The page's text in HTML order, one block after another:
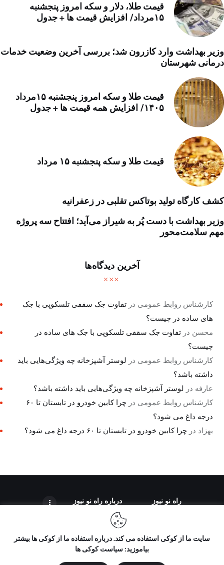
قیمت طلا، دلار و سکه امروز پنجشنبه
۱۵مرداد/ افزایش قیمت ها + جدول
وزیر بهداشت وارد کازرون شد؛ بررسی آخرین وضعیت خدمات
درمانی شهرستان
قیمت طلا و سکه امروز پنجشنبه ۱۵مرداد
۱۴۰۵/ افزایش همه قیمت ها + جدول
قیمت طلا و سکه پنجشنبه ۱۵ مرداد
کشف کارگاه تولید بوتاکس تقلبی در زعفرانیه
وزیر بهداشت با دست پُر به شیراز می‌آید؛ افتتاح سه پروژه
مهم سلامت‌محور
آخرین دیدگاه‌ها
کارشناس روابط عمومی درتفاوت جک سقفی تلسکوپی با جک
های ساده در چیست؟
محسن درتفاوت جک سقفی تلسکوپی با جک های ساده در
چیست؟
کارشناس روابط عمومی در لوستر آشپزخانه چه ویژگی‌هایی باید
داشته باشد؟
عارفه در لوستر آشپزخانه چه ویژگی‌هایی باید داشته باشد؟
کارشناس روابط عمومی در
چرا کابین خودرو در تابستان تا ۶۰
درجه داغ می شود؟
بهزاد درچرا کابین خودرو در تابستان تا ۶۰ درجه داغ می شود؟
راه نو نیوز درباره راه‌ نو نیوز
تمامی حقوق مطالب برای "راه نو نیوز" محفوظ است و هرگونه کپی
سایت ما از کوکی استفاده می کند. درباره استفاده ما از کوکی ها بیشتر
بیاموزید: سیاست کوکی ها